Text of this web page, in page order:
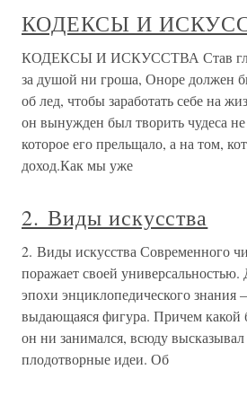
КОДЕКСЫ И
КОДЕКСЫ И ИСКУССТВА Став
за душой ни гроша, Оноре должен
об лед, чтобы заработать себе на
он вынужден был творить чудеса
которое его прельщало, а на том,
доход.Как мы уже
2. Виды искусства
2. Виды искусства Современного
поражает своей
эпохи энциклопедического
выдающаяся фигура. Причем какой
он ни занимался, всюду высказывал
плодотворные идеи. Об